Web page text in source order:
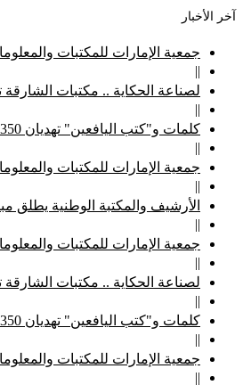
آخر الأخبار
جمعية الإمارات للمكتبات
||
لصناعة الحكاية .. مكتبات
||
كلمات و"كتب اليافعين" تهديان 350 كتاباً لأطفال "الإمارات الإنسانية"
||
جمعية الإمارات للمكتبات
||
الأرشيف والمكتبة الوطنية يطلق
||
جمعية الإمارات للمكتبات
||
لصناعة الحكاية .. مكتبات
||
كلمات و"كتب اليافعين" تهديان 350 كتاباً لأطفال "الإمارات الإنسانية"
||
جمعية الإمارات للمكتبات
||